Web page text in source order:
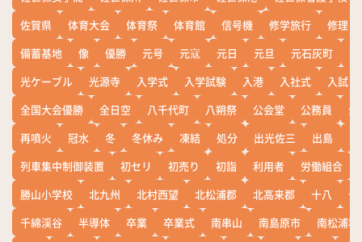
佐賀県
体育大会 体育祭 体育館 信号機 修学旅行
修理
備蓄基地
像 優勝 元号 元寇 元日 元旦 元石灰町
光ケーブル
光源寺 入学式 入学試験 入港 入社式
入試
全国大会優勝
全日空 八千代町 八朔祭 公会堂 公務員
公
再噴火
冠水 冬 冬休み 凍結 処分 出光佐三 出島
列車集中制御装置
初セリ 初売り 初詣 利用者 労働組合
勝山小学校
北九州 北村西望 北松浦郡 北高来郡 十八
十
千綿渓谷
半導体 卒業 卒業式 南串山 南島原市
南松浦郡